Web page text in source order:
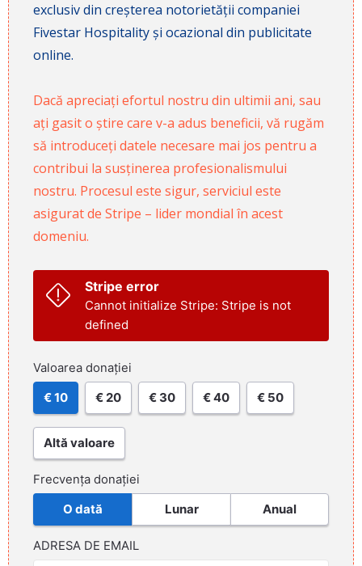
exclusiv din creșterea notorietății companiei
Fivestar Hospitality și ocazional din publicitate
online.
Dacă apreciați efortul nostru din ultimii ani, sau
ați gasit o știre care v-a adus beneficii, vă rugăm
să introduceți datele necesare mai jos pentru a
contribui la susținerea profesionalismului
nostru. Procesul este sigur, serviciul este
asigurat de Stripe – lider mondial în acest
domeniu.
Stripe error
Cannot initialize Stripe: Stripe is not
defined
Valoarea donației
€ 10 € 20 € 30 € 40 € 50
Altă valoare
Frecvența donației
O dată Lunar Anual
ADRESA DE EMAIL